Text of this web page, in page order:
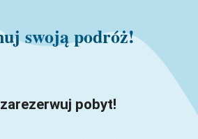
swoją podróż!
pobyt!